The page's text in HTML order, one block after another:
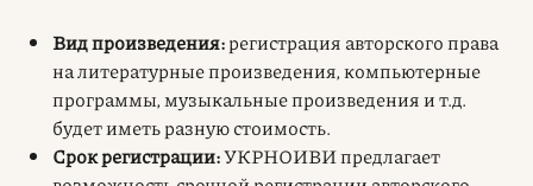
Вид произведения:регистрация авторского права
на литературные произведения, компьютерные
программы, музыкальные произведения и т.д.
будет иметь разную стоимость.
Срок регистрации:УКРНОИВИ предлагает